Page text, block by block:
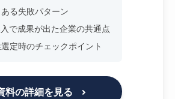
る失敗パターン
で成果が出た企業の共通点
定時のチェックポイント
料の詳細を見る